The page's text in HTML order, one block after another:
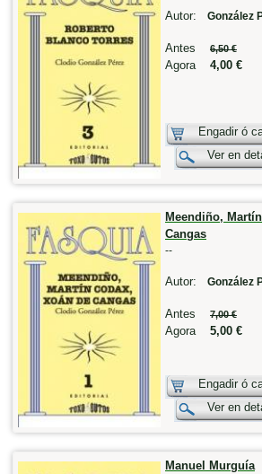
Autor: González
Antes 6,50 €
Agora 4,00 €
Engadir ó
Ver en
Meendiño,
Cangas
--
Autor: González
Antes 7,00 €
Agora 5,00 €
Engadir ó
Ver en
Manuel Murguía